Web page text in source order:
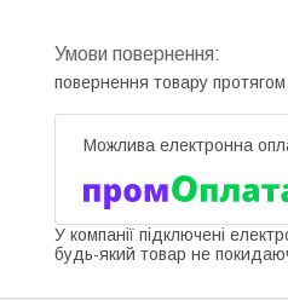
повернення товару протягом
У компанії підключені
будь-який товар не